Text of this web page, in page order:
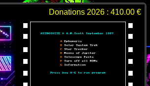
Donations 2026 : 410.00 €